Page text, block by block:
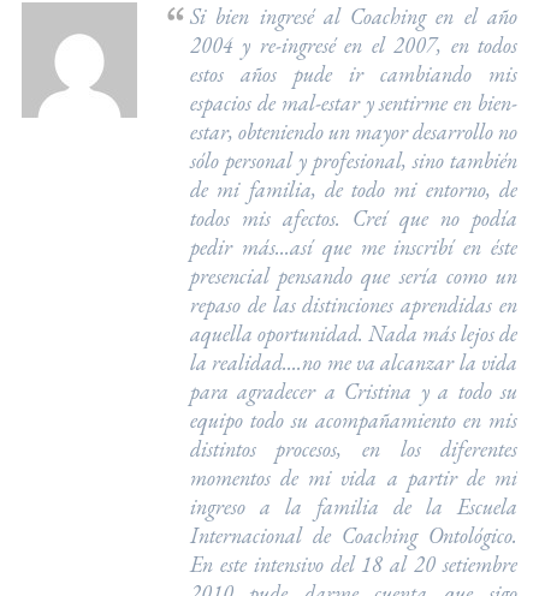
Si bien ingresé al Coaching en el año
2004 y re-ingresé en el 2007, en todos
estos años pude ir cambiando mis
espacios de mal-estar y sentirme en bien-
estar, obteniendo un mayor desarrollo no
sólo personal y profesional, sino también
de mi familia, de todo mi entorno, de
todos mis afectos. Creí que no podía
pedir más...así que me inscribí en éste
presencial pensando que sería como un
repaso de las distinciones aprendidas en
aquella oportunidad. Nada más lejos de
la realidad....no me va alcanzar la vida
para agradecer a Cristina y a todo su
equipo todo su acompañamiento en mis
distintos procesos, en los diferentes
momentos de mi vida a partir de mi
ingreso a la familia de la Escuela
Internacional de Coaching Ontológico.
En este intensivo del 18 al 20 setiembre